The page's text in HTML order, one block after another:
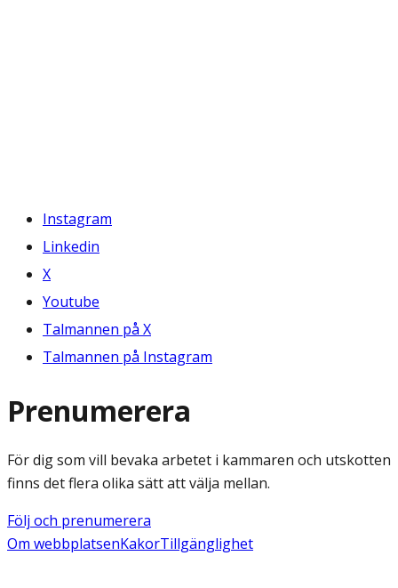
Instagram
Linkedin
X
Youtube
Talmannen på X
Talmannen på Instagram
Prenumerera
För dig som vill bevaka arbetet i kammaren och utskotten
finns det flera olika sätt att välja mellan.
Följ och prenumerera
Om webbplatsenKakorTillgänglighet